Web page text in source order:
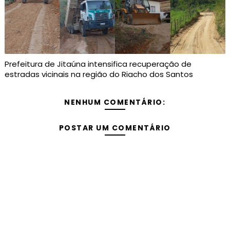
Prefeitura de Jitaúna intensifica recuperação de
estradas vicinais na região do Riacho dos Santos
NENHUM COMENTÁRIO:
POSTAR UM COMENTÁRIO